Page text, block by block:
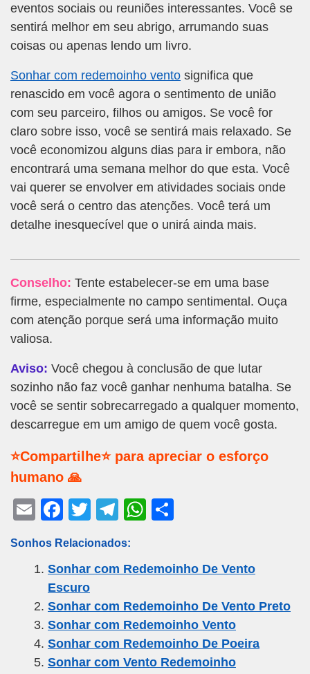
eventos sociais ou reuniões interessantes. Você se
sentirá melhor em seu abrigo, arrumando suas
coisas ou apenas lendo um livro.
Sonhar com redemoinho vento significa que
renascido em você agora o sentimento de união
com seu parceiro, filhos ou amigos. Se você for
claro sobre isso, você se sentirá mais relaxado. Se
você economizou alguns dias para ir embora, não
encontrará uma semana melhor do que esta. Você
vai querer se envolver em atividades sociais onde
você será o centro das atenções. Você terá um
detalhe inesquecível que o unirá ainda mais.
Conselho: Tente estabelecer-se em uma base
firme, especialmente no campo sentimental. Ouça
com atenção porque será uma informação muito
valiosa.
Aviso: Você chegou à conclusão de que lutar
sozinho não faz você ganhar nenhuma batalha. Se
você se sentir sobrecarregado a qualquer momento,
descarregue em um amigo de quem você gosta.
⭐Compartilhe⭐ para apreciar o esforço
humano 🙏
E
ail
F
c
e
b
o
o
k
T
tt
er
T
e
gr
a
m
W
s
A
p
p
e
Sonhos Relacionados:
Sonhar com Redemoinho De Vento
Escuro
Sonhar com Redemoinho De Vento Preto
Sonhar com Redemoinho Vento
Sonhar com Redemoinho De Poeira
Sonhar com Vento Redemoinho